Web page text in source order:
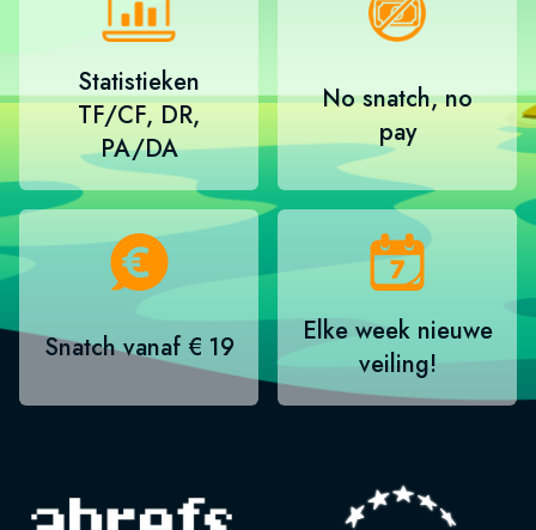
Statistieken
TF/CF, DR,
PA/DA
No snatch, no
pay
Snatch vanaf € 19
Elke week nieuwe
veiling!